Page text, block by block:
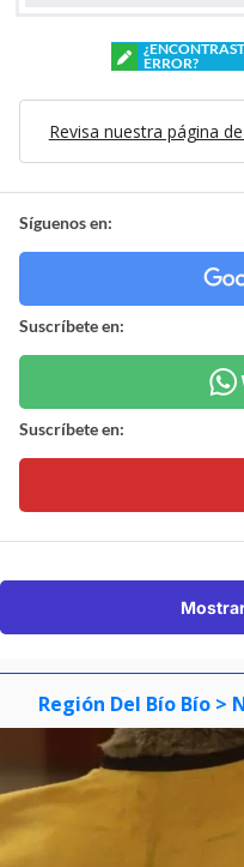
ERROR?
Revisa nuestra página
Síguenos en:
Suscríbete en:
Suscríbete en:
Región Del Bío Bío >